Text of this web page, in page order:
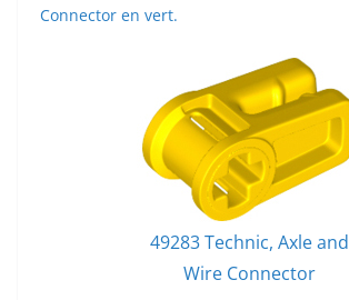
Connector en vert.
49283 Technic, Axle and
Wire Connector